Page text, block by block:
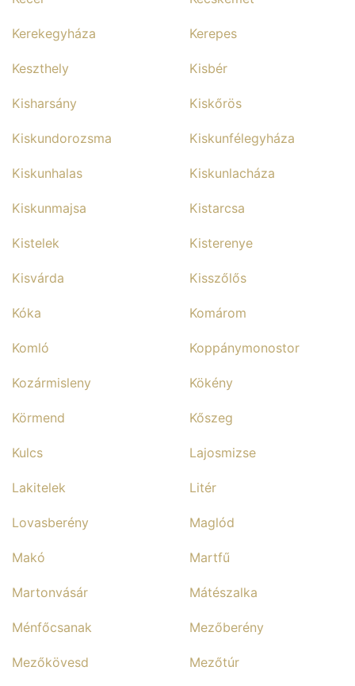
Kerekegyháza Kerepes
Keszthely Kisbér
Kisharsány Kiskőrös
Kiskundorozsma Kiskunfélegyháza
Kiskunhalas Kiskunlacháza
Kiskunmajsa Kistarcsa
Kistelek Kisterenye
Kisvárda Kisszőlős
Kóka Komárom
Komló Koppánymonostor
Kozármisleny Kökény
Körmend Kőszeg
Kulcs Lajosmizse
Lakitelek Litér
Lovasberény Maglód
Makó Martfű
Martonvásár Mátészalka
Ménfőcsanak Mezőberény
Mezőkövesd Mezőtúr